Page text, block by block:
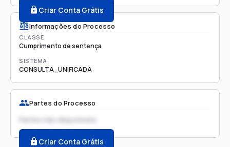
Criar Conta Grátis
Informações do Processo
CLASSE
Cumprimento de sentença
SISTEMA
CONSULTA_UNIFICADA
Partes do Processo
Partes não disponíveis
Criar Conta Grátis